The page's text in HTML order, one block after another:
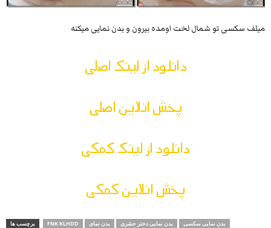
میلف سکسی تو شمال لخت اومده بیرون و بدن نمایی میکنه
دانلود از لینک اصلی
پخش انلاین اصلی
دانلود از لینک کمکی
پخش انلاین کمکی
برچسب ها FNK KLHDD بدن نمای بدن نمایی دختر حشری
بدن نمایی سکسی